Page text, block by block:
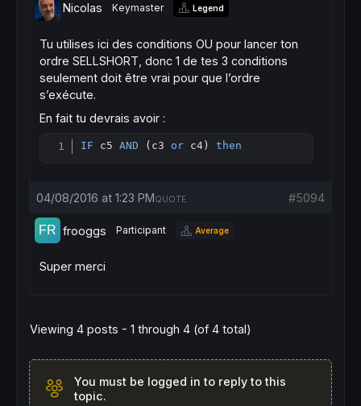
Nicolas Keymaster Legend
Tu utilises ici des conditions OU pour lancer ton
ordre SELLSHORT, donc 1 de tes 3 conditions
seulement doit être vrai pour que l’ordre
s’exécute.
En fait tu devrais avoir :
IF c5 AND (c3 or c4) then
04/08/2016 at 1:23 PM #5094
QUOTE
frooggs Participant Average
Super merci
Viewing 4 posts - 1 through 4 (of 4 total)
You must be logged in to reply to this
topic.